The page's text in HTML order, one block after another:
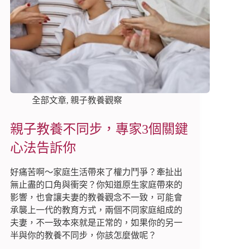
全部文章, 親子教養觀察
親子教養不同步，專家3個關鍵
心法告訴你
好痛苦啊～家庭生活帶來了權力鬥爭？牽扯出
無止盡的口角與衝突？你知道原生家庭帶來的
影響，也會讓夫妻的教養觀念不一致，可能會
承襲上一代的教育方式，兩個不同家庭組成的
夫妻，不一致本來就是正常的，如果你的另一
半與你的教養不同步，你該怎麼做呢？